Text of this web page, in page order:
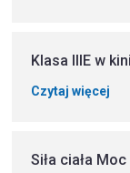
Klasa IIIE w
Czytaj więcej
Siła ciała